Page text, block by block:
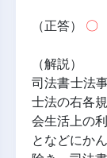
（正答） 〇
（解説）
司法書士法
士法の右各
会生活上の
となどにか